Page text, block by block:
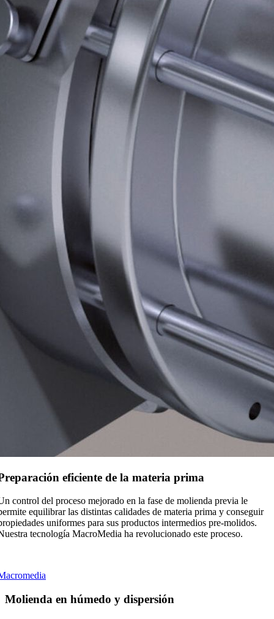
eficiente de la materia prima
control del proceso mejorado en la fase de molienda previa le
equilibrar las distintas calidades de materia prima y conseguir
uniformes para sus productos intermedios pre-molidos.
tecnología MacroMedia ha revolucionado este proceso.
Molienda en húmedo y dispersión